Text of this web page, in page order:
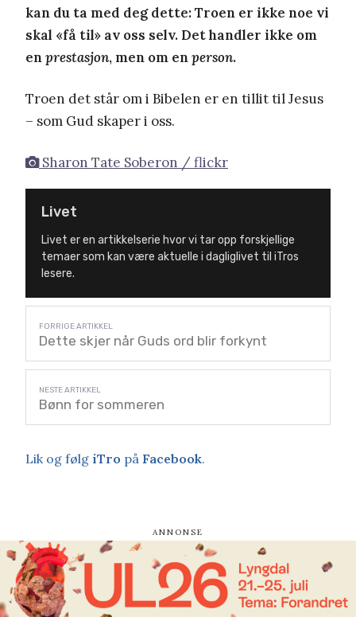
kan du ta med deg dette: Troen er ikke noe vi
skal «få til» av oss selv. Det handler ikke om
enprestasjon, men om enperson.
Troen det står om i Bibelen er en tillit til Jesus
– som Gud skaper i oss.
Sharon Tate Soberon / flickr
Livet
Livet er en artikkelserie hvor vi tar opp forskjellige
temaer som kan være aktuelle i dagliglivet til iTros
lesere.
Dette skjer når Guds ord blir forkynt
Bønn for sommeren
Lik og følg iTro på Facebook.